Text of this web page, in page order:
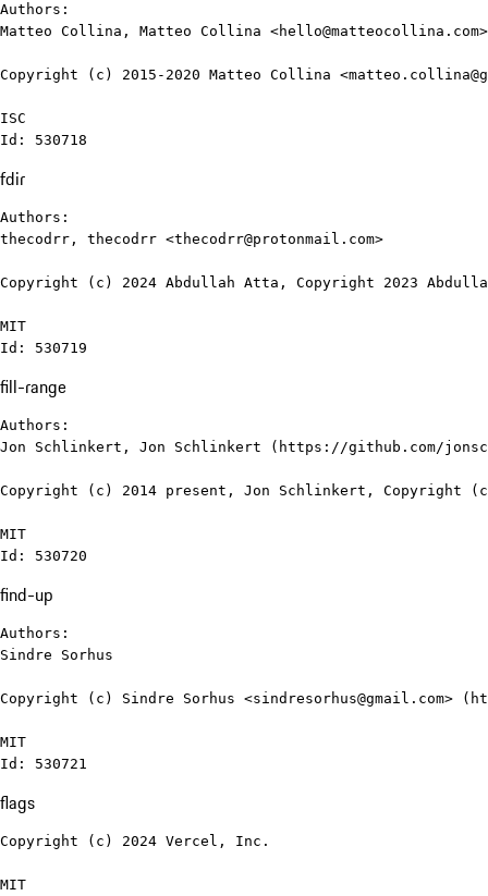
Authors:
Matteo Collina, Matteo Collina
Copyright (c) 2015-2020 Matteo Collina
ISC
Id: 530718
fdir
Authors:
thecodrr, thecodrr <thecodrr@protonmail.com>
Copyright (c) 2024 Abdullah Atta, Copyright 2023
MIT
Id: 530719
fill-range
Authors:
Jon Schlinkert, Jon Schlinkert (https://github.com/
Copyright (c) 2014 present, Jon Schlinkert, Copyright
MIT
Id: 530720
find-up
Authors:
Sindre Sorhus
Copyright (c) Sindre Sorhus <sindresorhus@gmail.com>
MIT
Id: 530721
flags
Copyright (c) 2024 Vercel, Inc.
MIT